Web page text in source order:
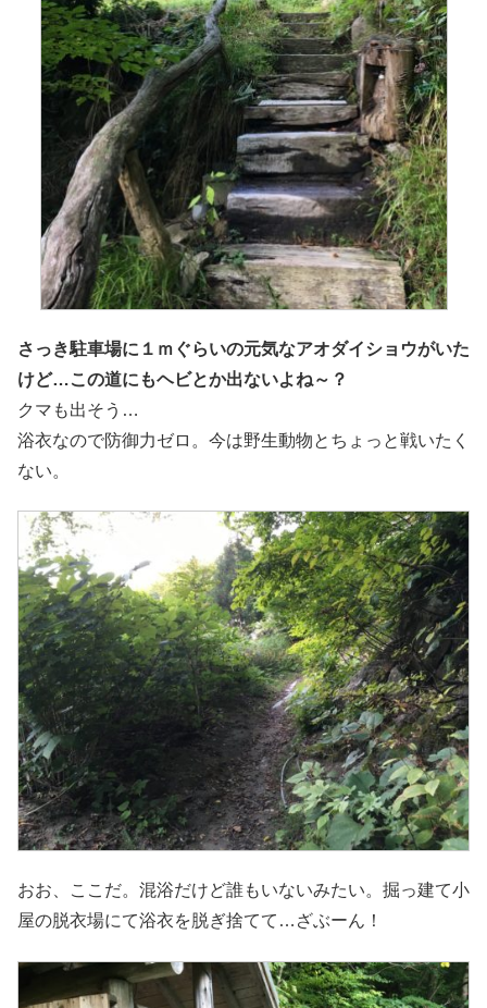
さっき駐車場に１ｍぐらいの元気なアオダイショウがいた
けど…この道にもヘビとか出ないよね～？
クマも出そう…
浴衣なので防御力ゼロ。今は野生動物とちょっと戦いたく
ない。
おお、ここだ。混浴だけど誰もいないみたい。掘っ建て小
屋の脱衣場にて浴衣を脱ぎ捨てて…ざぶーん！